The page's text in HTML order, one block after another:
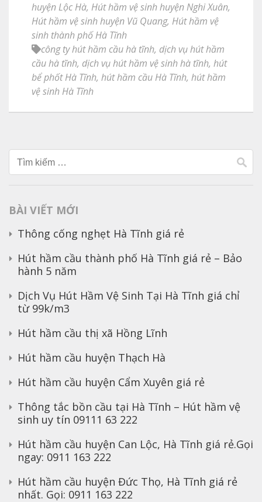
huyện Lộc Hà, Hút hầm vệ sinh huyện Nghi Xuân,
Hút hầm vệ sinh huyện Vũ Quang, Hút hầm vệ
sinh thành phố Hà Tĩnh
công ty hút hầm cầu hà tĩnh, dịch vụ hút hầm
cầu hà tĩnh, dịch vụ hút hầm vệ sinh hà tĩnh, hút
bể phốt Hà Tĩnh, hút hầm cầu Hà Tĩnh, hút hầm
vệ sinh Hà Tĩnh
Tìm
kiếm
BÀI VIẾT MỚI
Thông cống nghẹt Hà Tĩnh giá rẻ
Hút hầm cầu thành phố Hà Tĩnh giá rẻ – Bảo
hành 5 năm
Dịch Vụ Hút Hầm Vệ Sinh Tại Hà Tĩnh giá chỉ
từ 99k/m3
Hút hầm cầu thị xã Hồng Lĩnh
Hút hầm cầu huyện Thạch Hà
Hút hầm cầu huyện Cẩm Xuyên giá rẻ
Thông tắc bồn cầu tại Hà Tĩnh – Hút hầm vệ
sinh uy tín 09111 63 222
Hút hầm cầu huyện Can Lộc, Hà Tĩnh giá rẻ.Gọi
ngay: 0911 163 222
Hút hầm cầu huyện Đức Thọ, Hà Tĩnh giá rẻ
nhất. Gọi: 0911 163 222